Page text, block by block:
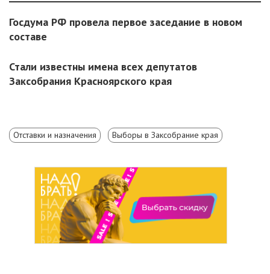
Госдума РФ провела первое заседание в новом
составе
Стали известны имена всех депутатов
Заксобрания Красноярского края
Отставки и назначения Выборы в Заксобрание края